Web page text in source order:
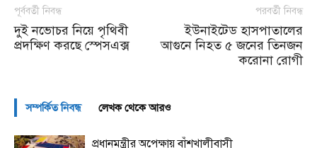
পূর্ববর্তী নিবন্ধ
দুই নভোচর নিয়ে পৃথিবী
প্রদক্ষিণ করছে স্পেসএক্স
পরবর্তী নিবন্ধ
ইউনাইটেড হাসপাতালের
আগুনে নিহত ৫ জনের তিনজন
করোনা রোগী
সম্পর্কিত নিবন্ধ লেখক থেকে আরও
প্রধানমন্ত্রীর অপেক্ষায় বাঁশখালীবাসী